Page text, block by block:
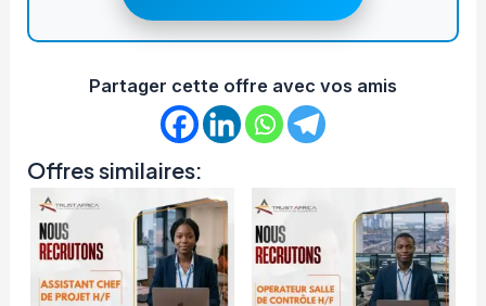
Partager cette offre avec vos amis
Offres similaires: